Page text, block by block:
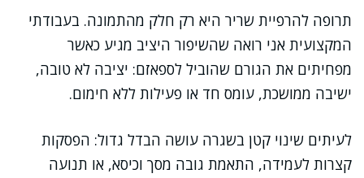
תרופה להרפיית שריר היא רק חלק מהתמונה. בעבודתי
המקצועית אני רואה שהשיפור היציב מגיע כאשר
מפחיתים את הגורם שהוביל לספאזם: יציבה לא טובה,
ישיבה ממושכת, עומס חד או פעילות ללא חימום.
לעיתים שינוי קטן בשגרה עושה הבדל גדול: הפסקות
קצרות לעמידה, התאמת גובה מסך וכיסא, או תנועה